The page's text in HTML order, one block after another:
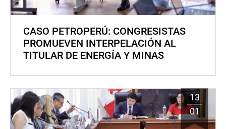
CASO PETROPERÚ: CONGRESISTAS
PROMUEVEN INTERPELACIÓN AL
TITULAR DE ENERGÍA Y MINAS
13
01